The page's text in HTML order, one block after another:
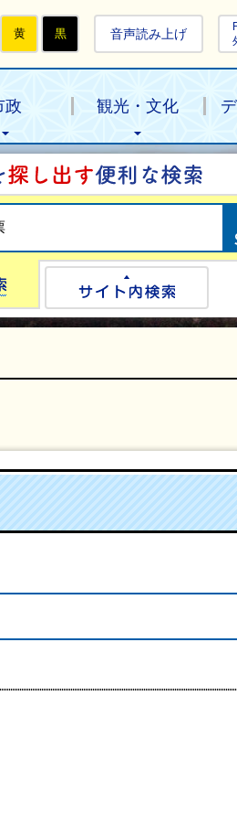
黄 黒 音声読み上げ
政 観光・文化
Google検索